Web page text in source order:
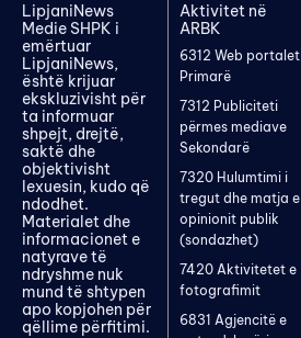
LipjaniNews
Medie SHPK i
emërtuar
LipjaniNews,
është krijuar
ekskluzivisht për
ta informuar
shpejt, drejtë,
saktë dhe
objektivisht
lexuesin, kudo që
ndodhet.
Materialet dhe
informacionet e
natyrave të
ndryshme nuk
mund të shtypen
apo kopjohen për
qëllime përfitimi.
Aktivitet në
ARBK
6312 Web portalet
Primarë
7312 Publiciteti
përmes mediave
Sekondarë
7320 Hulumtimi i
tregut dhe matja e
opinionit publik
(sondazhet)
7420 Aktivitetet e
fotografimit
6831 Agjencitë e